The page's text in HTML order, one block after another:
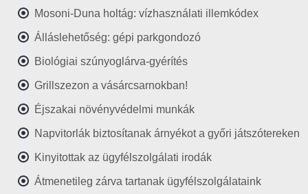
Mosoni-Duna holtág: vízhasználati illemkódex
Álláslehetőség: gépi parkgondozó
Biológiai szúnyoglárva-gyérítés
Grillszezon a vásárcsarnokban!
Éjszakai növényvédelmi munkák
Napvitorlák biztosítanak árnyékot a győri játszótereken
Kinyitottak az ügyfélszolgálati irodák
Átmenetileg zárva tartanak ügyfélszolgálataink